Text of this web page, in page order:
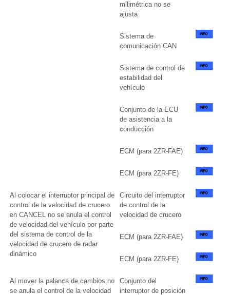
milimétrica no se
ajusta
Sistema de
comunicación CAN
Sistema de control de
estabilidad del
vehículo
Conjunto de la ECU
de asistencia a la
conducción
ECM (para 2ZR-FAE)
ECM (para 2ZR-FE)
Al colocar el interruptor principal de
control de la velocidad de crucero
en CANCEL no se anula el control
de velocidad del vehículo por parte
del sistema de control de la
velocidad de crucero de radar
dinámico
Circuito del interruptor
de control de la
velocidad de crucero
ECM (para 2ZR-FAE)
ECM (para 2ZR-FE)
Al mover la palanca de cambios no
se anula el control de la velocidad
Conjunto del
interruptor de posición